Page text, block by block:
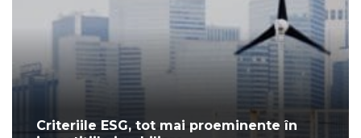
Criteriile ESG, tot mai proeminente în